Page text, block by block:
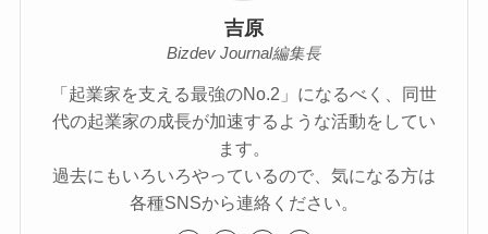
吉原
Bizdev Journal編集長
「起業家を支える最強のNo.2」になるべく、同世
代の起業家の成長が加速するような活動をしてい
ます。
過去にもいろいろやっているので、気になる方は
各種SNSから連絡ください。